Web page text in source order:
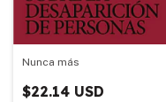
Nunca más
$22.14 USD